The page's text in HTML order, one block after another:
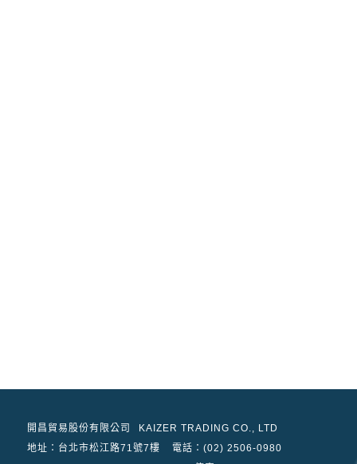
開昌貿易股份有限公司
KAIZER TRADING CO., LTD
地址： 台北市松江路71號7樓
電話：(02) 2506-0980